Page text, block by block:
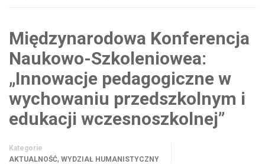
Międzynarodowa Konferencja
Naukowo-Szkoleniowea:
„Innowacje pedagogiczne w
wychowaniu przedszkolnym i
edukacji wczesnoszkolnej”
Kategorie
AKTUALNOŚĆ, WYDZIAŁ HUMANISTYCZNY